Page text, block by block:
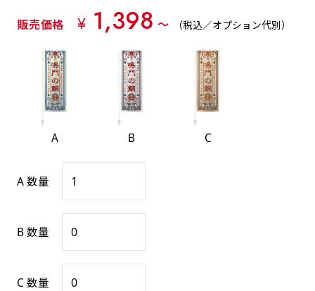
販売価格 ¥ 1,398 〜 （税込／オプション代別）
A B C
A 数量
B 数量
C 数量
返事を頂いたあとに製作開始いたします。
入稿（AI／PSD）
購入時の案内に沿って入稿してください。［
対応ファイル：AI／PSDファイル ］
入稿（AI／PSD）（要画像確認）［ +298円
］
弊社よりJPG画像をお送りします。ご確認のお
返事を頂いたあとに製作開始いたします。
デザイン依頼［ +3,998円 ］
名入れ［+999円］
名入れ（要画像確認）［+1,298円］
弊社よりJPG画像をお送りします。ご確認のお
近距離の歩行者や、特に女性の目線を意識したい
飾る場所に対して、標準サイズでは大きすぎると
感じる場合や、立てる本数を増やしたい場合はこ
幅が15cm 狭くなっておりスリムな印象を受けま
近距離の歩行者や、特に女性の目線を意識したい
飾る場所に対して、標準サイズでは大きすぎると
感じる場合や、立てる本数を増やしたい場合はこ
幅が15cm 狭くなっておりスリムな印象を受けま
上下左右
（四辺にチチ） チチ無し ハトメ四隅
上左チチと
上右チチと
右棒袋縫い
（上と右）
上棒袋縫い
（上のみ）
ハトメ四隅
（+1営業日）
ハトメ上2つ
（+1営業日）
ハトメ上3つ
（+1営業日）
（+1営業日） （+1営業日）
その他
2本（3分割）の場合だと
文字の上からカットされます
1本（2分割）の場合だと
文字の間にスリットが入ります